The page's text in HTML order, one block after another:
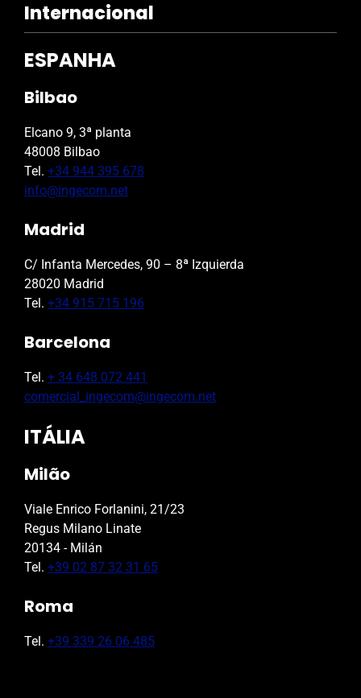
Internacional
ESPANHA
Bilbao
Elcano 9, 3ª planta
48008 Bilbao
Tel. +34 944 395 678
info@ingecom.net
Madrid
C/ Infanta Mercedes, 90 – 8ª Izquierda
28020 Madrid
Tel. +34 915 715 196
Barcelona
Tel. + 34 648 072 441
comercial_ingecom@ingecom.net
ITÁLIA
Milão
Viale Enrico Forlanini, 21/23
Regus Milano Linate
20134 - Milán
Tel. +39 02 87 32 31 65
Roma
Tel. +39 339 26 06 485